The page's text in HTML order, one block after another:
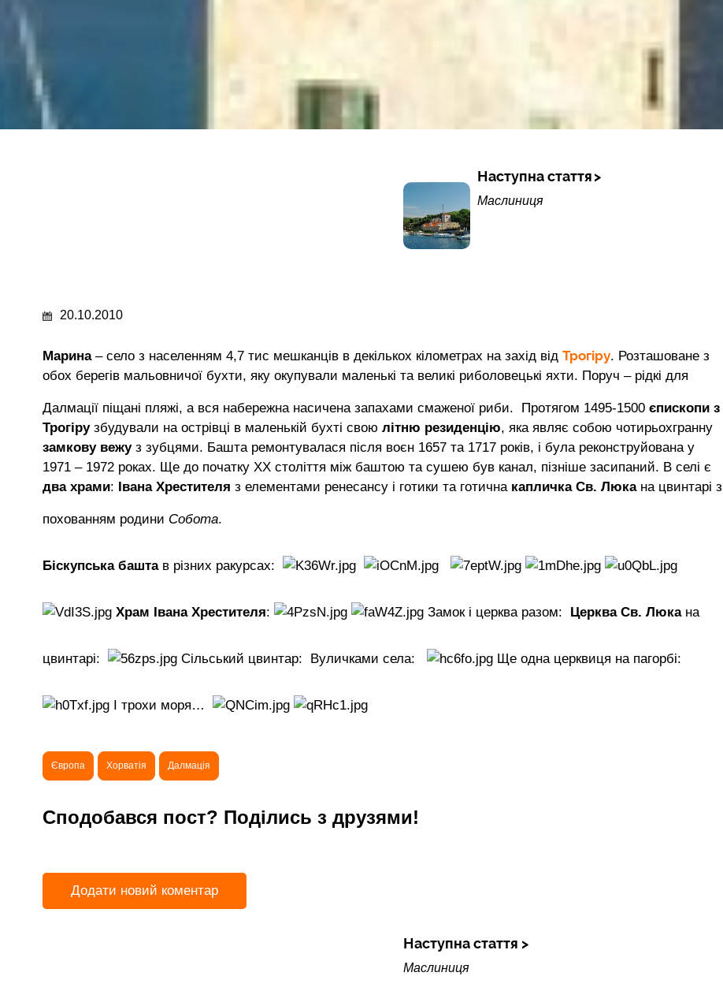
Наступна стаття
Маслиниця
20.10.2010
Марина – село з населенням 4,7 тис мешканців в декількох кілометрах на захід від Трогіру. Розташоване з
обох берегів мальовничої бухти, яку окупували маленькі та великі риболовецькі яхти. Поруч – рідкі для
Далмації піщані пляжі, а вся набережна насичена запахами смаженої риби. Протягом 1495-1500 єпископи з
Трогіру збудували на острівці в маленькій бухті свою літню резиденцію, яка являє собою чотирьохгранну
замкову вежу з зубцями. Башта ремонтувалася після воєн 1657 та 1717 років, і була реконструйована у
1971 – 1972 роках. Ще до початку ХХ століття між баштою та сушею був канал, пізніше засипаний. В селі є
два храми: Івана Хрестителя з елементами ренесансу і готики та готична капличка Св. Люка на цвинтарі з
похованням родини Собота.
Біскупська башта в різних ракурсах:
Храм Івана Хрестителя: Замок і церква разом: Церква Св. Люка на
цвинтарі: Сільський цвинтар: Вуличками села: Ще одна церквиця на пагорбі:
І трохи моря…
Європа Хорватія Далмація
Сподобався пост? Поділись з друзями!
Додати новий коментар
Наступна стаття
Маслиниця